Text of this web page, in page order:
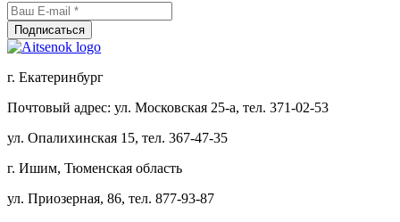
г. Екатеринбург
Почтовый адрес: ул. Московская 25-а, тел. 371-02-53
ул. Опалихинская 15, тел. 367-47-35
г. Ишим, Тюменская область
ул. Приозерная, 86, тел. 877-93-87